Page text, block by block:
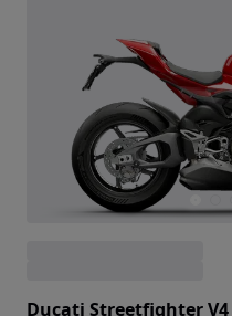
Ducati Streetfighter V4